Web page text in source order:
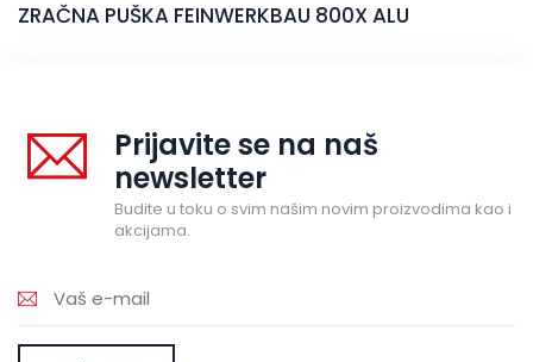
ZRAČNA PUŠKA FEINWERKBAU 800X ALU
Prijavite se na naš
newsletter
Budite u toku o svim našim novim proizvodima kao i
akcijama.